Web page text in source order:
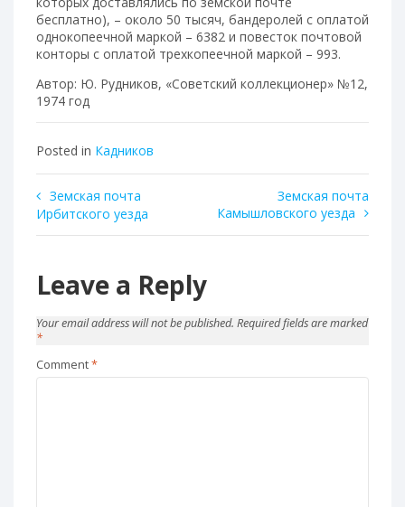
бесплатно), – около 50 тысяч, бандеролей с оплатой
однокопеечной маркой – 6382 и повесток почтовой
конторы с оплатой трехкопеечной маркой – 993.
Автор: Ю. Рудников, «Советский коллекционер» №12,
1974 год
Posted in Кадников
Post
navigation
Земская почта
Ирбитского уезда
Земская почта
Камышловского уезда
Leave a Reply
Your email address will not be published. Required fields are marked
*
Comment*